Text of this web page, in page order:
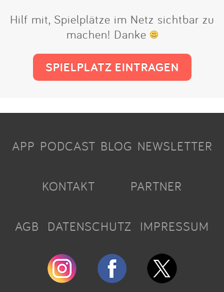
Hilf mit, Spielplätze im Netz sichtbar zu
machen! Danke
SPIELPLATZ EINTRAGEN
APP PODCAST BLOG NEWSLETTER
KONTAKT PARTNER
AGB DATENSCHUTZ IMPRESSUM